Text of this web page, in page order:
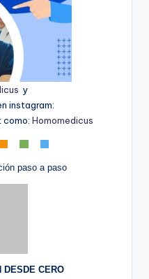
y
instagram:
como: Homomedicus
paso a paso
DESDE CERO